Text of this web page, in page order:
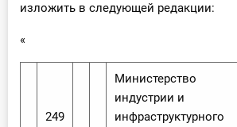
изложить в следующей редакции:
«
249
Министерство
индустрии и
инфраструктурного